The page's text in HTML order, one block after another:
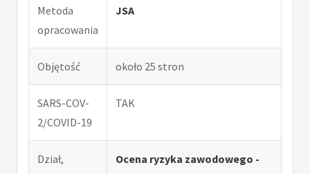
Metoda
opracowania
JSA
Objętość około 25 stron
SARS-COV-
2/COVID-19
TAK
Dział,
Ocena ryzyka zawodowego -